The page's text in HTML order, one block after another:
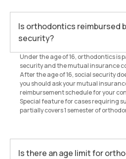
Is orthodontics reimbursed
security?
Under the age of 16, orthodontics is
security and the mutual insurance
After the age of 16, social security
you should ask your mutual
reimbursement schedule for your
Special feature for cases requiring
partially covers 1 semester of
Is there an age limit for